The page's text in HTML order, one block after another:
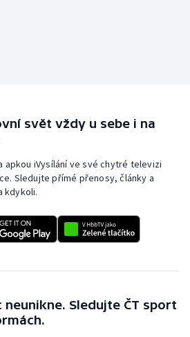
svět vždy u sebe i na
apkou iVysílání ve své chytré televizi
Sledujte přímé přenosy, články a
kdykoli.
Sledujte ČT sport